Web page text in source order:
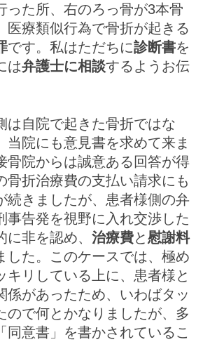
った所、右のろっ骨が3本骨
医療類似行為で骨折が起きる
です。私はただちに診断書を
は弁護士に相談するようお伝
自院で起きた骨折ではな
当院にも意見書を求めて来ま
骨院からは誠意ある回答が得
骨折治療費の支払い請求にも
続きましたが、患者様側の弁
事告発を視野に入れ交渉した
非を認め、 治療費と慰謝料
した。このケースでは、極め
キリしている上に、患者様と
係があったため、いわばタッ
ので何とかなりましたが、多
同意書」を書かされているこ